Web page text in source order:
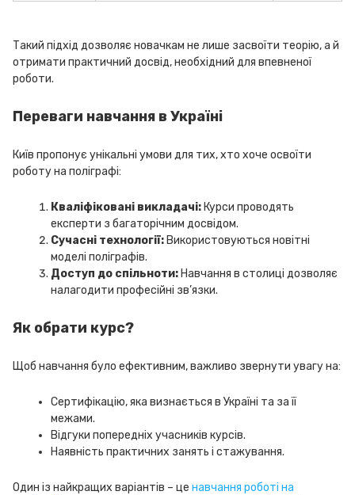
Такий підхід дозволяє новачкам не лише засвоїти теорію, а й
отримати практичний досвід, необхідний для впевненої
роботи.
Переваги навчання в Україні
Київ пропонує унікальні умови для тих, хто хоче освоїти
роботу на поліграфі:
Кваліфіковані викладачі: Курси проводять
експерти з багаторічним досвідом.
Сучасні технології: Використовуються новітні
моделі поліграфів.
Доступ до спільноти: Навчання в столиці дозволяє
налагодити професійні зв’язки.
Як обрати курс?
Щоб навчання було ефективним, важливо звернути увагу на:
Сертифікацію, яка визнається в Україні та за її
межами.
Відгуки попередніх учасників курсів.
Наявність практичних занять і стажування.
Один із найкращих варіантів – це навчання роботі на